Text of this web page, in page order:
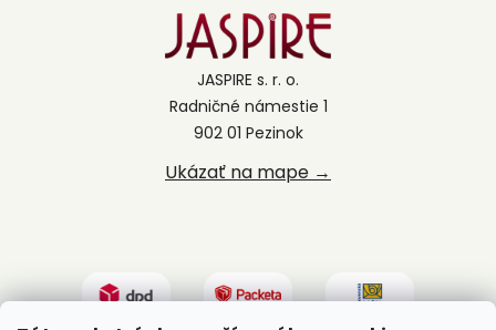
JASPIRE s. r. o.
Radničné námestie 1
902 01 Pezinok
Ukázať na mape →